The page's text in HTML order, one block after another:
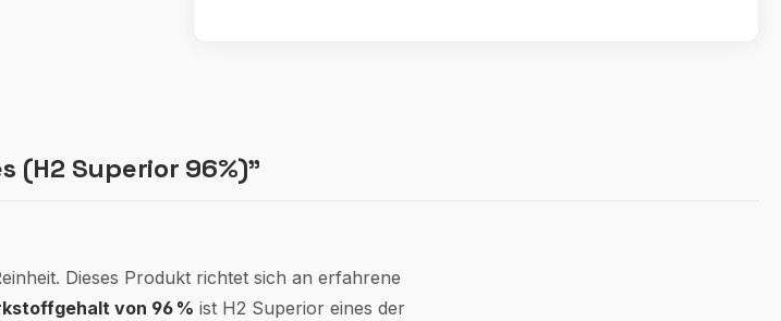
(H2 Superior 96%)"
Dieses Produkt richtet sich an erfahrene
von 96 % ist H2 Superior eines der